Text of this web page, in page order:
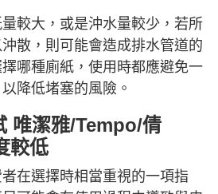
較大，或是沖水量較少，若所
散，則可能會造成排水管道的
哪種廁紙，使用時都應避免一
降低堵塞的風險。
唯潔雅/Tempo/倩
較低
在選擇時相當重視的一項指